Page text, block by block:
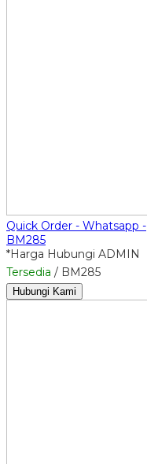
Quick Order - Whatsapp -
BM285
*Harga Hubungi ADMIN
Tersedia / BM285
Hubungi Kami